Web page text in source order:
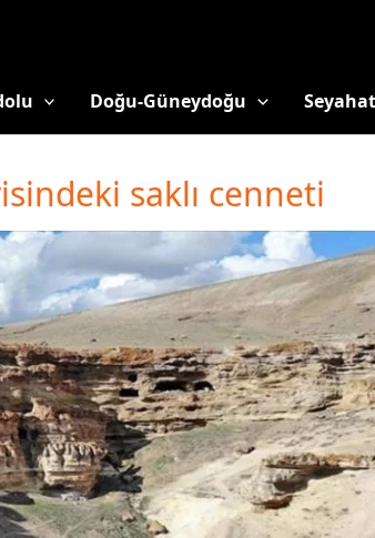
Doğu-Güneydoğu
saklı cenneti